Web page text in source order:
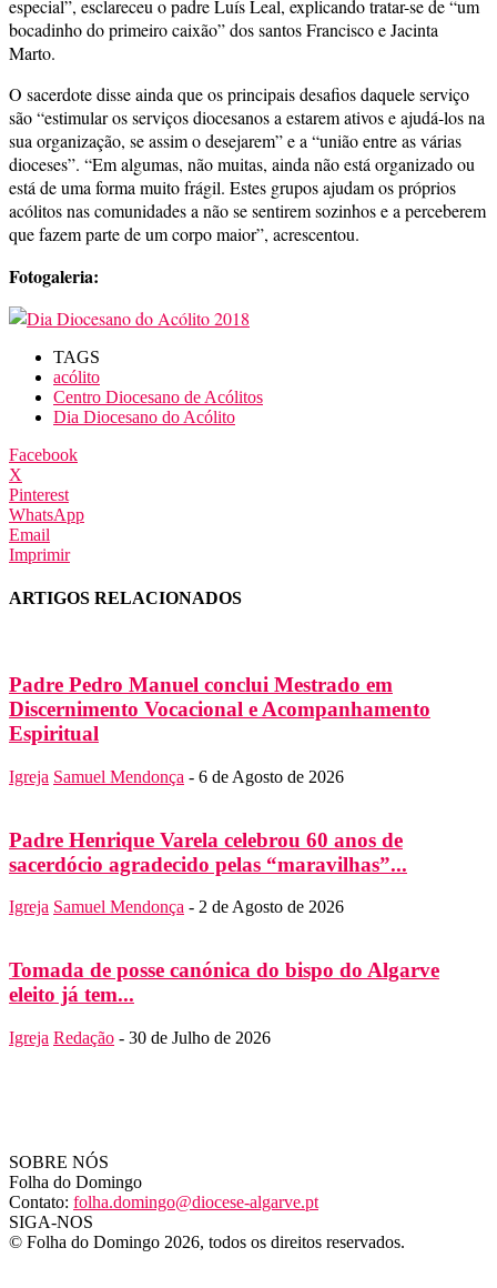
especial”, esclareceu o padre Luís Leal, explicando tratar-se de “um
bocadinho do primeiro caixão” dos santos Francisco e Jacinta
Marto.
O sacerdote disse ainda que os principais desafios daquele serviço
são “estimular os serviços diocesanos a estarem ativos e ajudá-los na
sua organização, se assim o desejarem” e a “união entre as várias
dioceses”. “Em algumas, não muitas, ainda não está organizado ou
está de uma forma muito frágil. Estes grupos ajudam os próprios
acólitos nas comunidades a não se sentirem sozinhos e a perceberem
que fazem parte de um corpo maior”, acrescentou.
Fotogaleria:
TAGS
acólito
Centro Diocesano de Acólitos
Dia Diocesano do Acólito
Facebook
X
Pinterest
WhatsApp
Email
Imprimir
ARTIGOS RELACIONADOS
Padre Pedro Manuel conclui Mestrado em
Discernimento Vocacional e Acompanhamento
Espiritual
Igreja Samuel Mendonça - 6 de Agosto de 2026
Padre Henrique Varela celebrou 60 anos de
sacerdócio agradecido pelas “maravilhas”...
Igreja Samuel Mendonça - 2 de Agosto de 2026
Tomada de posse canónica do bispo do Algarve
eleito já tem...
Igreja Redação - 30 de Julho de 2026
SOBRE NÓS
Folha do Domingo
Contato: folha.domingo@diocese-algarve.pt
SIGA-NOS
© Folha do Domingo 2026, todos os direitos reservados.